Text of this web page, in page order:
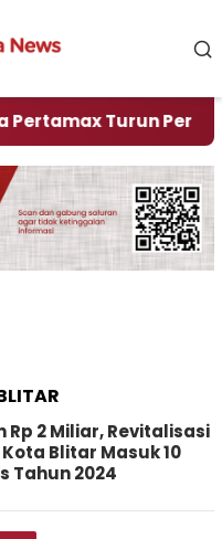
Turun Per Hari Ini,
Rp 2 Miliar, Revitalisasi
Blitar Masuk 10
Tahun 2024